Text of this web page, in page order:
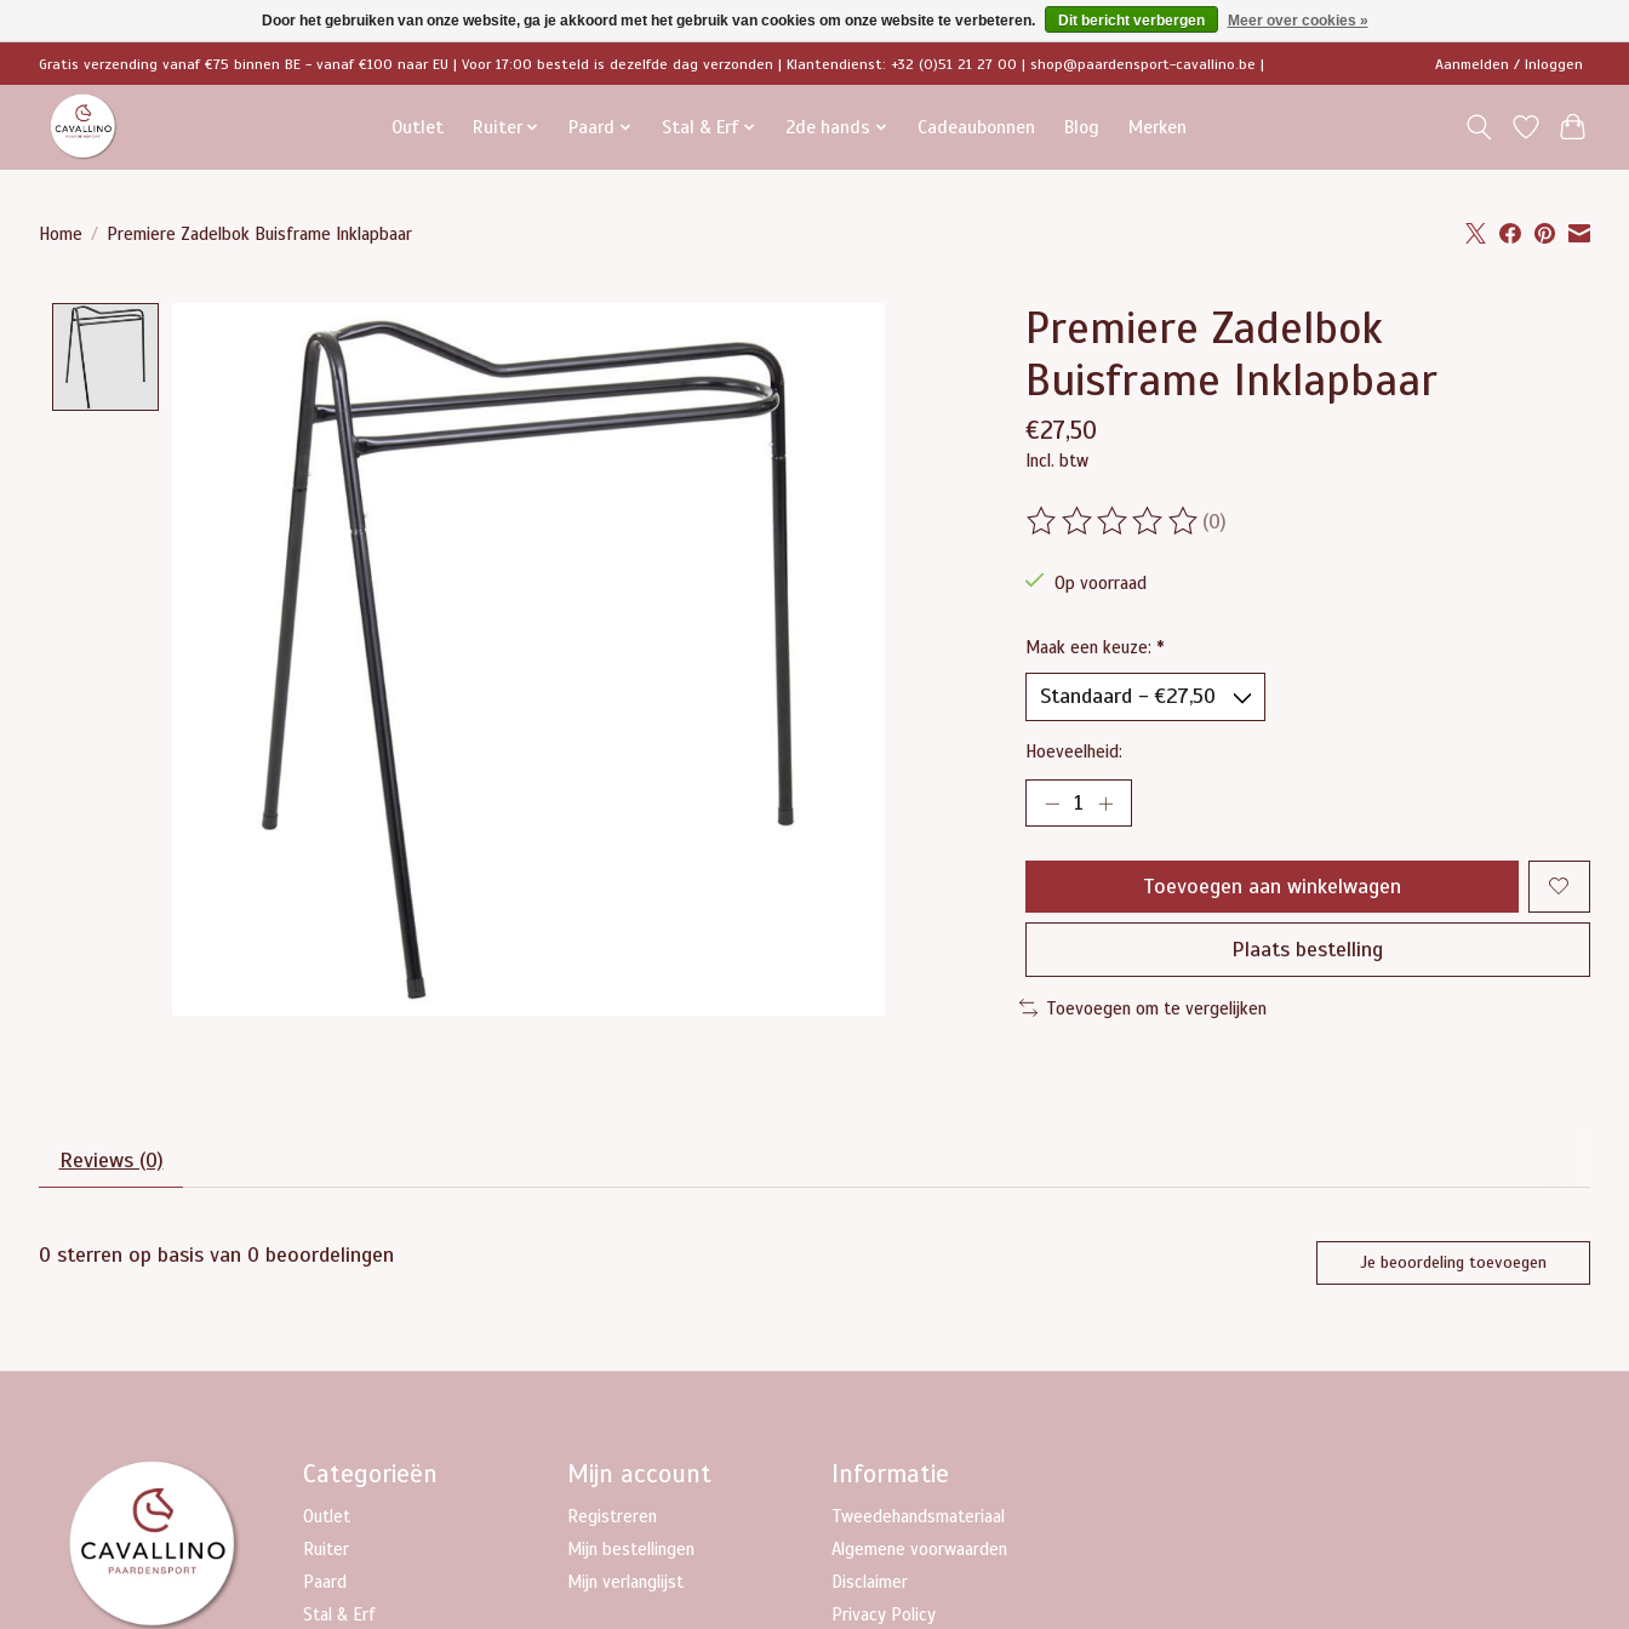
Gratis verzending vanaf €75 binnen BE - vanaf €100 naar EU | Voor 17:00 besteld is dezelfde dag verzonden | Klantendienst: +32 (0)51 21 27 00 | shop@paardensport-cavallino.be | Aanmelden / Inloggen
Outlet Ruiter Paard Stal & Erf 2de hands Cadeaubonnen Blog Merken
Home / Premiere Zadelbok Buisframe Inklapbaar
Product image slideshow Items
Premiere Zadelbok
Buisframe Inklapbaar
€27,50
Incl. btw
De beoordeling van dit product is
(0)
Op voorraad
Maak een keuze: *
Hoeveelheid:
Toevoegen aan winkelwagen
Plaats bestelling
Toevoegen om te vergelijken
Reviews (0)
0 sterren op basis van 0 beoordelingen Je beoordeling toevoegen
Categorieën
Outlet
Ruiter
Paard
Stal & Erf
Mijn account
Registreren
Mijn bestellingen
Mijn verlanglijst
Informatie
Tweedehandsmateriaal
Algemene voorwaarden
Disclaimer
Privacy Policy
Door het gebruiken van onze website, ga je akkoord met het gebruik van cookies om onze website te verbeteren. Dit bericht verbergen Meer over cookies »